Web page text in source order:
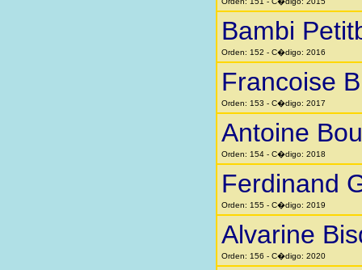
Bambi
Orden: 152 - C�digo: 2016
Francoise
Orden: 153 - C�digo: 2017
Antoine
Orden: 154 - C�digo: 2018
Ferdinand
Orden: 155 - C�digo: 2019
Alvarine
Orden: 156 - C�digo: 2020